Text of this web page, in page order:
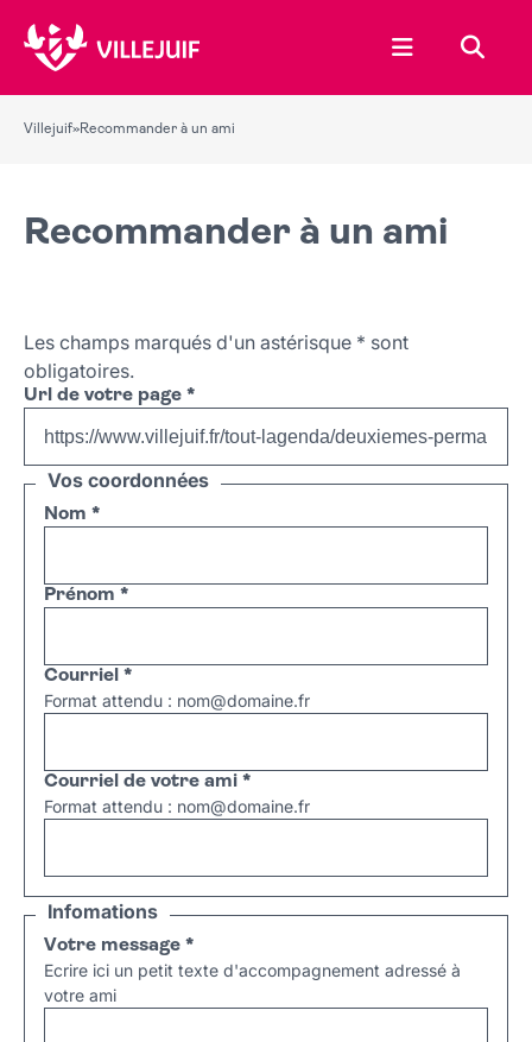
Ouvrir le
Villejuif»Recommander à un ami
Recommander à un ami
Les champs marqués d'un astérisque * sont
obligatoires.
Url de votre page *
Vos coordonnées
Nom *
Prénom *
Courriel *
Format attendu : nom@domaine.fr
Courriel de votre ami *
Format attendu : nom@domaine.fr
Infomations
Votre message *
Ecrire ici un petit texte d'accompagnement adressé à
votre ami